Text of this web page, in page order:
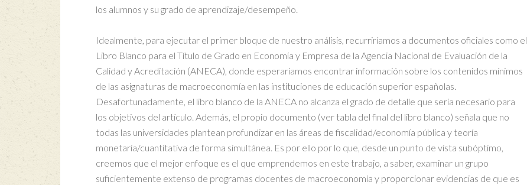
los alumnos y su grado de aprendizaje/desempeño.
Idealmente, para ejecutar el primer bloque de nuestro análisis, recurriríamos a documentos oficiales como el
Libro Blanco para el Título de Grado en Economía y Empresa de la Agencia Nacional de Evaluación de la
Calidad y Acreditación (ANECA), donde esperaríamos encontrar información sobre los contenidos mínimos
de las asignaturas de macroeconomía en las instituciones de educación superior españolas.
Desafortunadamente, el libro blanco de la ANECA no alcanza el grado de detalle que sería necesario para
los objetivos del artículo. Además, el propio documento (ver tabla del final del libro blanco) señala que no
todas las universidades plantean profundizar en las áreas de fiscalidad/economía pública y teoría
monetaria/cuantitativa de forma simultánea. Es por ello por lo que, desde un punto de vista subóptimo,
creemos que el mejor enfoque es el que emprendemos en este trabajo, a saber, examinar un grupo
suficientemente extenso de programas docentes de macroeconomía y proporcionar evidencias de que es